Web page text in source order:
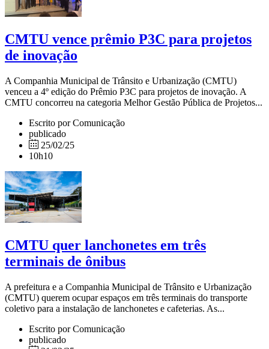
CMTU vence prêmio P3C para projetos
de inovação
A Companhia Municipal de Trânsito e Urbanização (CMTU)
venceu a 4º edição do Prêmio P3C para projetos de inovação. A
CMTU concorreu na categoria Melhor Gestão Pública de Projetos...
Escrito por Comunicação
publicado
25/02/25
10h10
CMTU quer lanchonetes em três
terminais de ônibus
A prefeitura e a Companhia Municipal de Trânsito e Urbanização
(CMTU) querem ocupar espaços em três terminais do transporte
coletivo para a instalação de lanchonetes e cafeterias. As...
Escrito por Comunicação
publicado